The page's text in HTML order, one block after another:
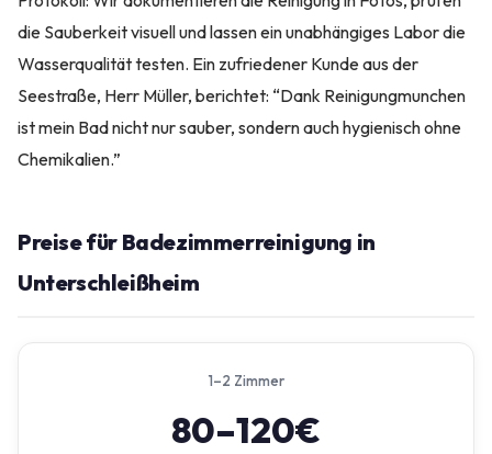
die Sauberkeit visuell und lassen ein unabhängiges Labor die
Wasserqualität testen. Ein zufriedener Kunde aus der
Seestraße, Herr Müller, berichtet: “Dank Reinigungmunchen
ist mein Bad nicht nur sauber, sondern auch hygienisch ohne
Chemikalien.”
Preise für Badezimmerreinigung in
Unterschleißheim
1–2 Zimmer
80–120€